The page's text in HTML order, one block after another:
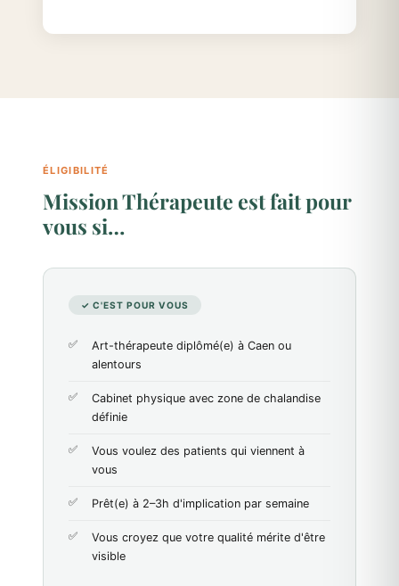
ÉLIGIBILITÉ
Mission Thérapeute est fait pour
vous si…
✓ C'EST POUR VOUS
Art-thérapeute diplômé(e) à Caen ou
alentours
Cabinet physique avec zone de chalandise
définie
Vous voulez des patients qui viennent à
vous
Prêt(e) à 2–3h d'implication par semaine
Vous croyez que votre qualité mérite d'être
visible